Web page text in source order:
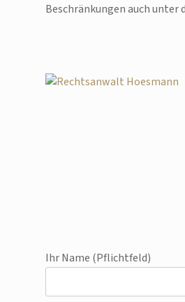
Beschränkungen auch unter
Ihr Name (Pflichtfeld)